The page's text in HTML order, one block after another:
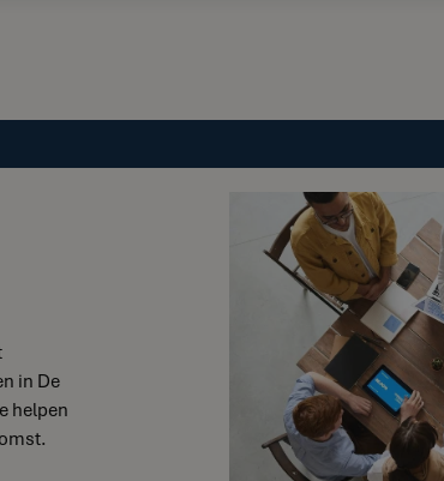
in De
helpen